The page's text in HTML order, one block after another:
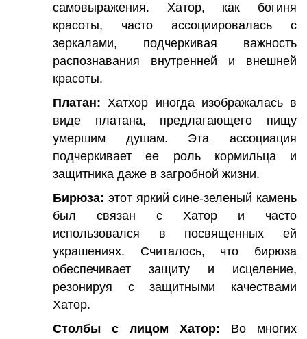
самовыражения. Хатор, как богиня
красоты, часто ассоциировалась с
зеркалами, подчеркивая важность
распознавания внутренней и внешней
красоты.
Платан: Хатхор иногда изображалась в
виде платана, предлагающего пищу
умершим душам. Эта ассоциация
подчеркивает ее роль кормильца и
защитника даже в загробной жизни.
Бирюза: этот яркий сине-зеленый камень
был связан с Хатор и часто
использовался в посвященных ей
украшениях. Считалось, что бирюза
обеспечивает защиту и исцеление,
резонируя с защитными качествами
Хатор.
Столбы с лицом Хатор: Во многих